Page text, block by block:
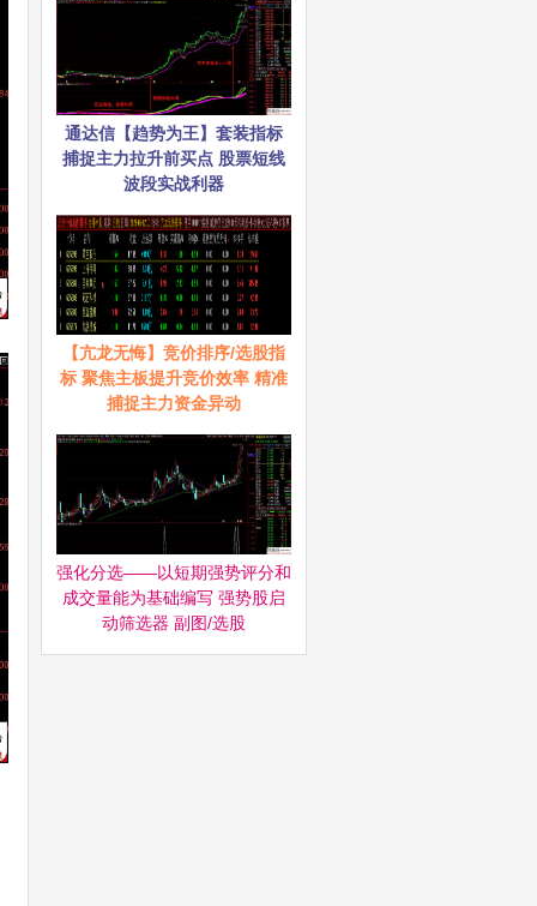
通达信【趋势为王】套装指标
捕捉主力拉升前买点 股票短线
波段实战利器
【亢龙无悔】竞价排序/选股指
标 聚焦主板提升竞价效率 精准
捕捉主力资金异动
强化分选——以短期强势评分和
成交量能为基础编写 强势股启
动筛选器‌ 副图/选股